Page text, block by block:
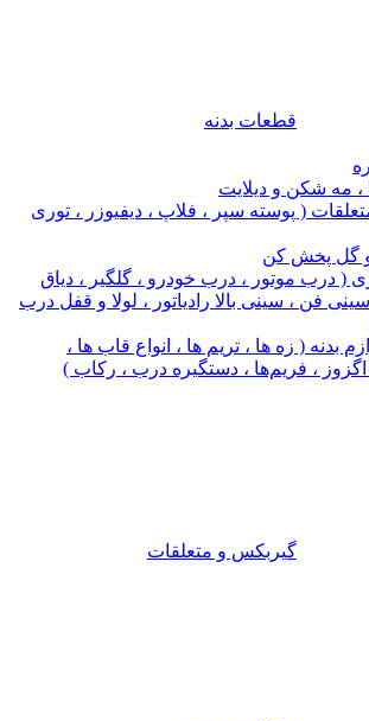
قطعات بدنه
، مه‌ شکن و دیلایت
( پوسته سپر ، فلاپ ، دیفیوزر ، توری
گل‌ پخش‌ کن
( درب موتور ، درب خودرو ، گلگیر ، دیاق
فن ، سینی بالا رادیاتور ، لولا و قفل درب
بدنه ( زه ها ، تریم ها ، انواع قاب ها ،
، فریم‌ها ، دستگیره درب ، رکاب )
گیربکس و متعلقات